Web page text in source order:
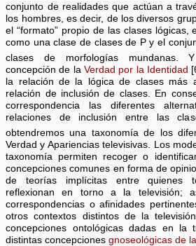
conjunto de realidades que actúan a
los hombres, es decir, de los diversos
el “formato” propio de las clases lógicas,
como una clase de clases de P y el
clases de morfologías mundanas.
concepción de la Verdad por la Identidad
la relación de la lógica de clases más
relación de inclusión de clases. En
correspondencia las diferentes
relaciones de inclusión entre las
obtendremos una taxonomía de los
Verdad y Apariencias televisivas. Los
taxonomía permiten recoger o
concepciones comunes en forma de
de teorías implícitas entre quienes
reflexionan en torno a la televisión;
correspondencias o afinidades
otros contextos distintos de la
concepciones ontológicas dadas en la
distintas concepcionesgnoseológicas de